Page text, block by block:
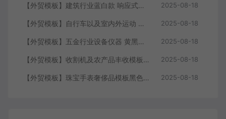
【外贸模板】建筑行业蓝白款 响应式模板静态html文件 2025-08-18
【外贸模板】自行车以及室内外运动 黑灰 响应式模板静态html文件 2025-08-18
【外贸模板】五金行业设备仪器 黄黑款 响应式模板静态html文件 2025-08-18
【外贸模板】收割机及农产品丰收模板 绿色 响应式模板静态html文件 2025-08-18
【外贸模板】珠宝手表奢侈品模板黑色 响应式模板静态html文件 2025-08-18